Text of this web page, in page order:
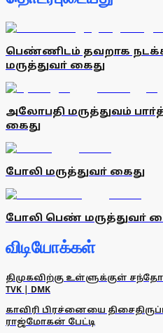
பெண்ணிடம் தவறாக
மருத்துவா் கைது
அலோபதி மருத்துவம்
கைது
போலி மருத்துவா் கைது
போலி பெண் மருத்துவா்
விடியோக்கள்
திமுகவிற்கு உள்ளுக்குள்
TVK | DMK
காவிரி பிரச்னையை
ராஜ்மோகன் பேட்டி